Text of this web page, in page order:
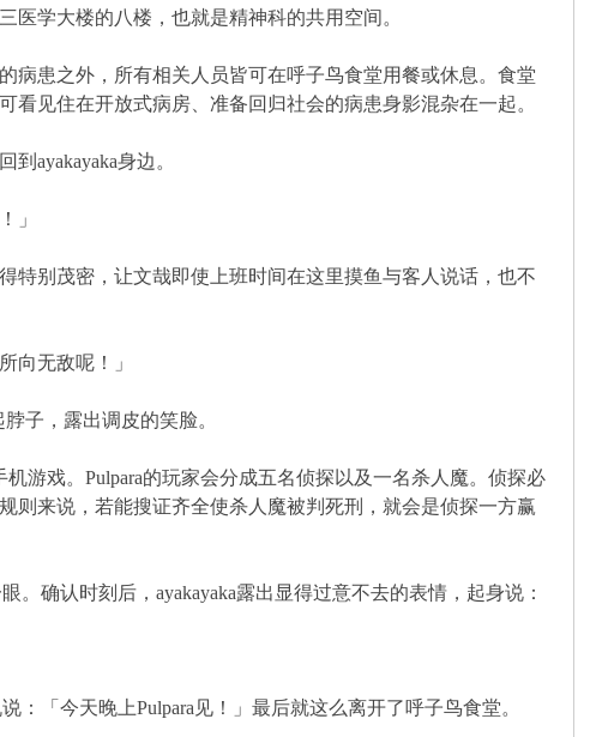
学大楼的八楼，也就是精神科的共用空间。
患之外，所有相关人员皆可在呼子鸟食堂用餐或休息。食堂
见住在开放式病房、准备回归社会的病患身影混杂在一起。
ayakayaka身边。
」
别茂密，让文哉即使上班时间在这里摸鱼与客人说话，也不
向无敌呢！」
子，露出调皮的笑脸。
游戏。Pulpara的玩家会分成五名侦探以及一名杀人魔。侦探必
则来说，若能搜证齐全使杀人魔被判死刑，就会是侦探一方赢
确认时刻后，ayakayaka露出显得过意不去的表情，起身说：
「今天晚上Pulpara见！」最后就这么离开了呼子鸟食堂。